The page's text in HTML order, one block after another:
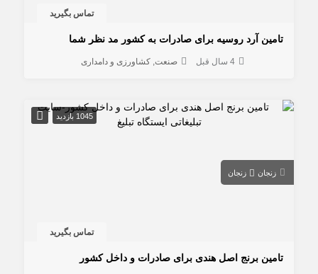
تماس بگیرید
تامین آرد روسیه برای صادرات به کشور مد نظر شما
4 سال قبل صنعت کشاورزی و دامداری
1045 بازدید
زنجان زنجان
تماس بگیرید
تامین برنج اصل هندی برای صادرات و داخل کشور